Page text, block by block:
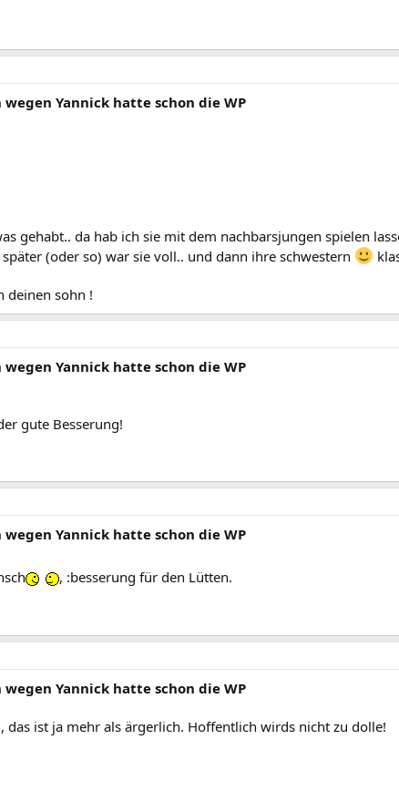
Yannick hatte schon die WP
gehabt.. da hab ich sie mit dem nachbarsjungen spielen
(oder so) war sie voll.. und dann ihre schwestern
deinen sohn !
Yannick hatte schon die WP
gute Besserung!
Yannick hatte schon die WP
, :besserung für den Lütten.
Yannick hatte schon die WP
das ist ja mehr als ärgerlich. Hoffentlich wirds nicht zu dolle!